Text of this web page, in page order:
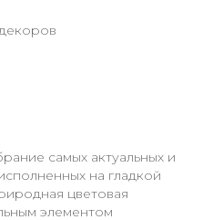
самых актуальных и
на гладкой
цветовая
элементом